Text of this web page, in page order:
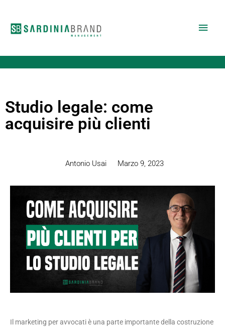
contenuto
Studio legale: come
acquisire più clienti
Antonio Usai Marzo 9, 2023
Il marketing per avvocati è una parte importante della costruzione